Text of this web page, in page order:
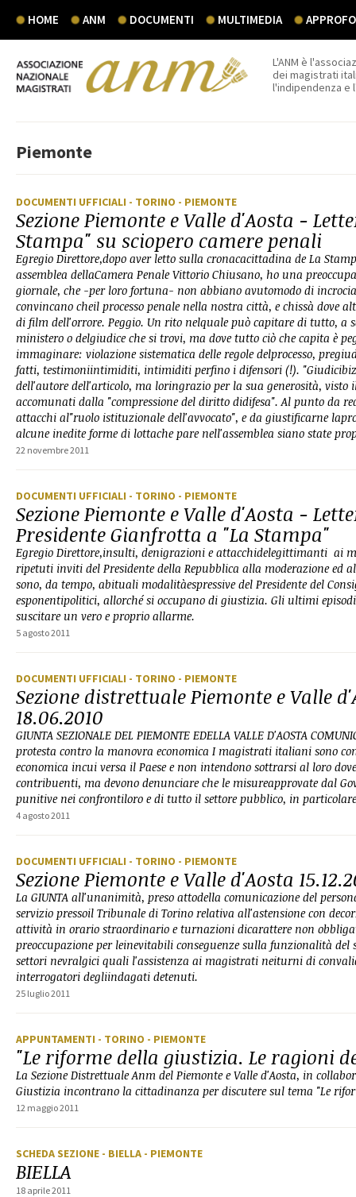
HOME ANM DOCUMENTI MULTIMEDIA
L'ANM è
dei magistrati
l'indipendenza e
Piemonte
DOCUMENTI UFFICIALI - TORINO - PIEMONTE
Sezione Piemonte e Valle d'Aosta -
Stampa" su sciopero camere penali
Egregio Direttore,dopo aver letto sulla cronacacittadina de La
assemblea dellaCamera Penale Vittorio Chiusano, ho una
giornale, che -per loro fortuna- non abbiano avutomodo di
convincano cheil processo penale nella nostra città, e chissà dove
di film dell'orrore. Peggio. Un rito nelquale può capitare di tutto, a
ministero o delgiudice che si trovi, ma dove tutto ciò che capita è
immaginare: violazione sistematica delle regole delprocesso,
fatti, testimoniintimiditi, intimiditi perfino i difensori (!).
dell'autore dell'articolo, ma loringrazio per la sua generosità, visto
accomunati dalla "compressione del diritto didifesa". Al punto da
attacchi al"ruolo istituzionale dell'avvocato", e da giustificarne
alcune inedite forme di lottache pare nell'assemblea siano state
22 novembre 2011
DOCUMENTI UFFICIALI - TORINO - PIEMONTE
Sezione Piemonte e Valle d'Aosta -
Presidente Gianfrotta a "La Stampa"
Egregio Direttore,insulti, denigrazioni e attacchidelegittimanti ai
ripetuti inviti del Presidente della Repubblica alla moderazione ed
sono, da tempo, abituali modalitàespressive del Presidente del
esponentipolitici, allorché si occupano di giustizia. Gli ultimi
suscitare un vero e proprio allarme.
5 agosto 2011
DOCUMENTI UFFICIALI - TORINO - PIEMONTE
Sezione distrettuale Piemonte e Valle
18.06.2010
GIUNTA SEZIONALE DEL PIEMONTE EDELLA VALLE D'AOSTA
protesta contro la manovra economica I magistrati italiani sono
economica incui versa il Paese e non intendono sottrarsi al loro
contribuenti, ma devono denunciare che le misureapprovate dal
punitive nei confrontiloro e di tutto il settore pubblico, in
4 agosto 2011
DOCUMENTI UFFICIALI - TORINO - PIEMONTE
Sezione Piemonte e Valle d'Aosta
La GIUNTA all'unanimità, preso attodella comunicazione del
servizio pressoil Tribunale di Torino relativa all'astensione con
attività in orario straordinario e turnazioni dicarattere non
preoccupazione per leinevitabili conseguenze sulla funzionalità
settori nevralgici quali l'assistenza ai magistrati neiturni di
interrogatori degliindagati detenuti.
25 luglio 2011
APPUNTAMENTI - TORINO - PIEMONTE
"Le riforme della giustizia. Le ragioni
La Sezione Distrettuale Anm del Piemonte e Valle d'Aosta, in
Giustizia incontrano la cittadinanza per discutere sul tema "Le
12 maggio 2011
SCHEDA SEZIONE - BIELLA - PIEMONTE
BIELLA
18 aprile 2011